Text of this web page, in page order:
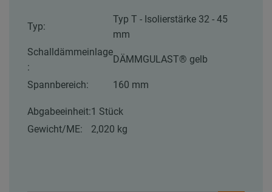
Typ:
Typ T - Isolierstärke 32 - 45
mm
Schalldämmeinlage
:
DÄMMGULAST® gelb
Spannbereich: 160 mm
Abgabeeinheit:1 Stück
Gewicht/ME:
2,020 kg